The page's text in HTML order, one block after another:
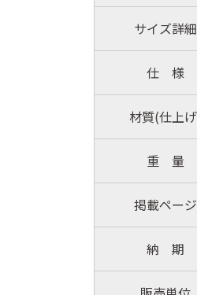
サイズ詳細
仕 様
材質(仕上
重 量
掲載ページ
納 期